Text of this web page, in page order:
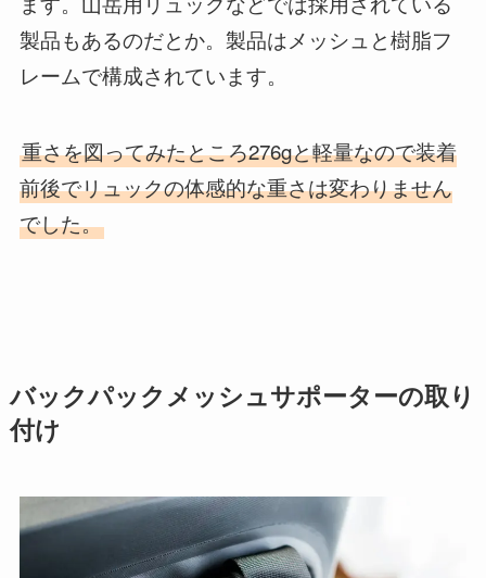
製品もあるのだとか。製品はメッシュと樹脂フ
レームで構成されています。
重さを図ってみたところ276gと軽量なので装着
前後でリュックの体感的な重さは変わりません
でした。
バックパックメッシュサポーターの取り
付け